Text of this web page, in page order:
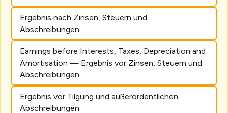
Ergebnis nach Zinsen, Steuern und
Abschreibungen.
Earnings before Interests, Taxes, Depreciation and
Amortisation — Ergebnis vor Zinsen, Steuern und
Abschreibungen.
Ergebnis vor Tilgung und außerordentlichen
Abschreibungen.